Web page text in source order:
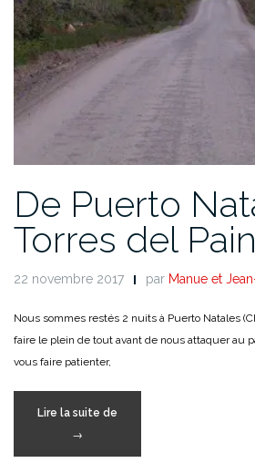
De Puerto
Torres del
22 novembre 2017 par Manue et
Nous sommes restés 2 nuits à Puerto Natales
faire le plein de tout avant de nous attaquer au
vous faire patienter,
Lire la suite de
Natales
→